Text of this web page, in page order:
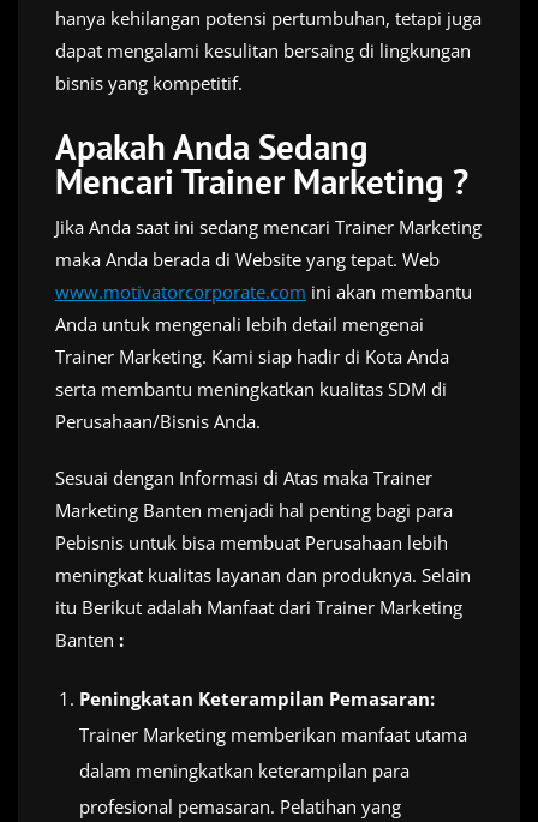
hanya kehilangan potensi pertumbuhan, tetapi juga
dapat mengalami kesulitan bersaing di lingkungan
bisnis yang kompetitif.
Apakah Anda Sedang
Mencari Trainer Marketing ?
Jika Anda saat ini sedang mencari Trainer Marketing
maka Anda berada di Website yang tepat. Web
www.motivatorcorporate.com ini akan membantu
Anda untuk mengenali lebih detail mengenai
Trainer Marketing. Kami siap hadir di Kota Anda
serta membantu meningkatkan kualitas SDM di
Perusahaan/Bisnis Anda.
Sesuai dengan Informasi di Atas maka Trainer
Marketing Banten menjadi hal penting bagi para
Pebisnis untuk bisa membuat Perusahaan lebih
meningkat kualitas layanan dan produknya. Selain
itu Berikut adalah Manfaat dari Trainer Marketing
Banten :
Peningkatan Keterampilan Pemasaran:
Trainer Marketing memberikan manfaat utama
dalam meningkatkan keterampilan para
profesional pemasaran. Pelatihan yang